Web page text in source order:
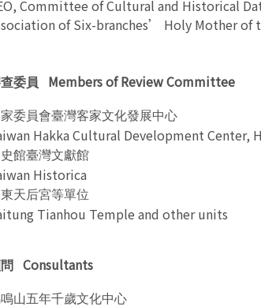
Committee of Cultural and Historical
of Six-branches’ Holy Mother of
委員 Members of Review Committee
委員會臺灣客家文化發展中心
Hakka Cultural Development Center,
館臺灣文獻館
Historica
天后宮等單位
Tianhou Temple and other units
問Consultants
山五年千歲文化中心